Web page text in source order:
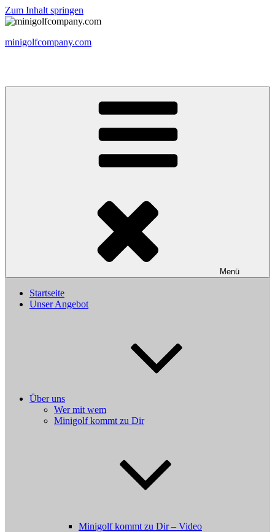
Zum Inhalt springen
minigolfcompany.com
Menü
Startseite
Unser Angebot
Über uns
Wer mit wem
Minigolf kommt zu Dir
Minigolf kommt zu Dir – Video